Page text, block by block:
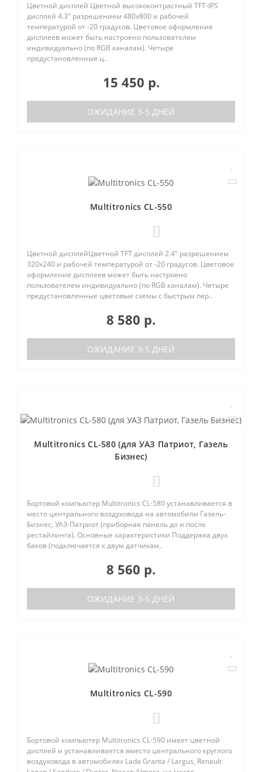
Цветной дисплей Цветной высококонтрастный TFT-IPS
дисплей 4.3" разрешением 480х800 и рабочей
температурой от -20 градусов. Цветовое оформление
дисплеев может быть настроено пользователем
индивидуально (по RGB каналам). Четыре
предустановленные ц..
15 450 р.
ОЖИДАНИЕ 3-5 ДНЕЙ
Multitronics CL-550
Цветной дисплейЦветной TFT дисплей 2.4" разрешением
320х240 и рабочей температурой от -20 градусов. Цветовое
оформление дисплеев может быть настроено
пользователем индивидуально (по RGB каналам). Четыре
предустановленные цветовые схемы с быстрым пер..
8 580 р.
ОЖИДАНИЕ 3-5 ДНЕЙ
Multitronics CL-580 (для УАЗ Патриот, Газель
Бизнес)
Бортовой компьютер Multitronics CL-580 устанавливается в
место центрального воздуховода на автомобили Газель-
Бизнес, УАЗ-Патриот (приборная панель до и после
рестайлинга). Основные характеристики Поддержка двух
баков (подключается к двум датчикам..
8 560 р.
ОЖИДАНИЕ 3-5 ДНЕЙ
Multitronics CL-590
Бортовой компьютер Multitronics CL-590 имеет цветной
дисплей и устанавливается вместо центрального круглого
воздуховода в автомобилях Lada Granta / Largus, Renault